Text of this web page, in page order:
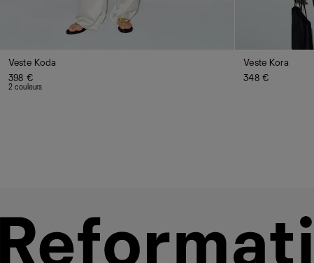
Veste Koda
398 €
2 couleurs
Veste Kora
348 €